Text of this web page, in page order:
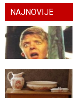
NAJNOVIJE